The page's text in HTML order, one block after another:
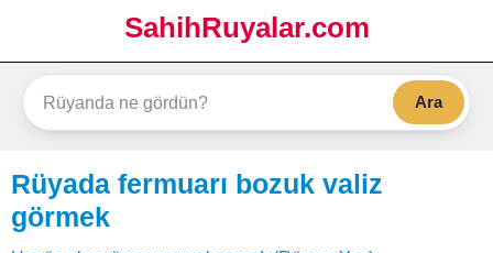
SahihRuyalar.com
Ara
Rüyada fermuarı bozuk valiz
görmek